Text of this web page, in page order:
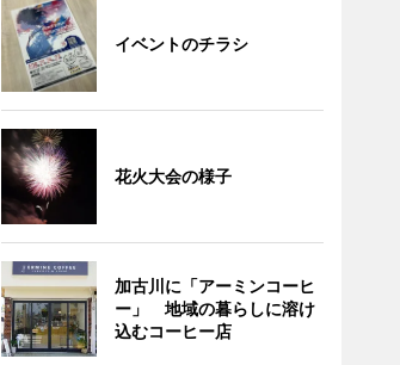
イベントのチラシ
花火大会の様子
加古川に「アーミンコーヒ
ー」 地域の暮らしに溶け
込むコーヒー店